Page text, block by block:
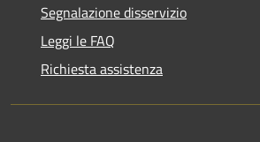
Segnalazione disservizio
Leggi le FAQ
Richiesta assistenza